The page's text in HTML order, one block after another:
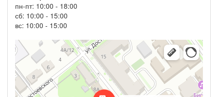
пн-пт: 10:00 - 18:00
сб: 10:00 - 15:00
вс: 10:00 - 15:00